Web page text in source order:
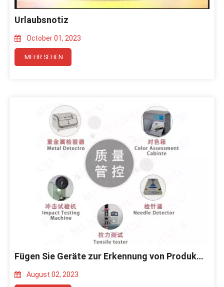
Urlaubsnotiz
October 01, 2023
MEHR SEHEN
Fügen Sie Geräte zur Erkennung von Produktschwingungen hinzu
August 02, 2023